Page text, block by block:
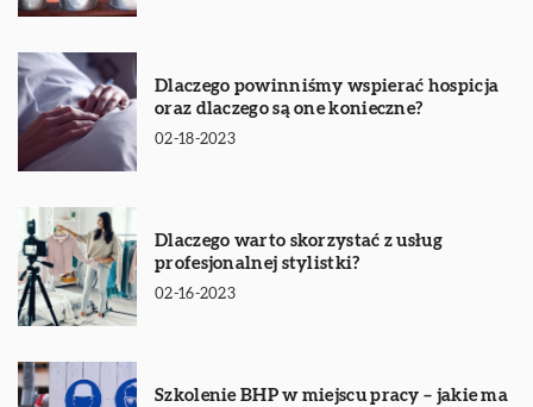
Dlaczego powinniśmy wspierać hospicja
oraz dlaczego są one konieczne?
02-18-2023
Dlaczego warto skorzystać z usług
profesjonalnej stylistki?
02-16-2023
Szkolenie BHP w miejscu pracy – jakie ma